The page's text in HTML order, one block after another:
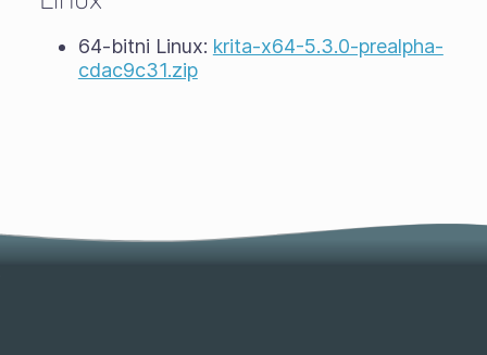
64-bitni Linux: krita-x64-5.3.0-prealpha-
cdac9c31.zip